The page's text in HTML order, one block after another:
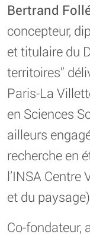
Bertrand
concepteur,
et titulaire du
territoires”
Paris-La
en Sciences
ailleurs
recherche en
l’INSA Centre
et du
Co-fondateur,